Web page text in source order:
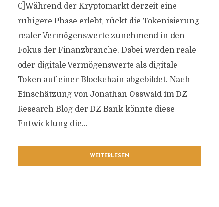
0]Während der Kryptomarkt derzeit eine
ruhigere Phase erlebt, rückt die Tokenisierung
realer Vermögenswerte zunehmend in den
Fokus der Finanzbranche. Dabei werden reale
oder digitale Vermögenswerte als digitale
Token auf einer Blockchain abgebildet. Nach
Einschätzung von Jonathan Osswald im DZ
Research Blog der DZ Bank könnte diese
Entwicklung die...
WEITERLESEN